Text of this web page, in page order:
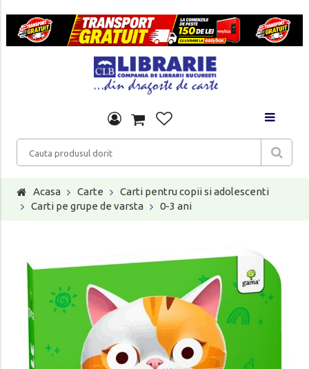
Acasa Carte
Carti pentru copii si adolescenti
Carti pe grupe de varsta
0-3 ani